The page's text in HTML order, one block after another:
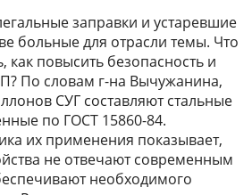
заправки и устаревшие
больные для отрасли темы. Что
повысить безопасность и
По словам г-на Вычужанина,
СУГ составляют стальные
по ГОСТ 15860-84.
их применения показывает,
не отвечают современным
необходимого